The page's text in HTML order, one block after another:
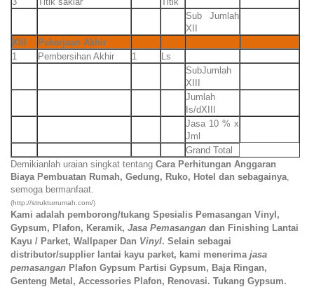
Sub Jumlah
XII
XIII
Pekerjaan Akhir
1
Pembersihan Akhir 1
Ls
SubJumlah
XIII
Jumlah
Is/dXIII
Jasa 10 % x
Jml
Grand Total
Demikianlah uraian singkat tentang Cara Perhitungan Anggaran
Biaya Pembuatan Rumah, Gedung, Ruko, Hotel dan sebagainya,
semoga bermanfaat.
(http://strukturrumah.com/)
Kami adalah pemborong/tukang Spesialis Pemasangan Vinyl,
Gypsum, Plafon, Keramik, Jasa Pemasangan dan Finishing Lantai
Kayu / Parket, Wallpaper Dan Vinyl. Selain sebagai
distributor/supplier lantai kayu parket, kami menerima jasa
pemasangan Plafon Gypsum Partisi Gypsum, Baja Ringan,
Genteng Metal, Accessories Plafon, Renovasi. Tukang Gypsum.